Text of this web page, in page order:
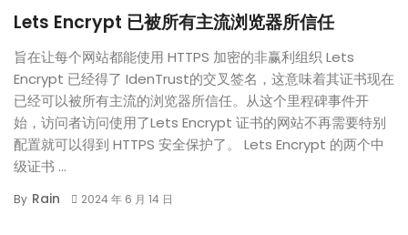
Lets Encrypt 已被所有主流浏览器所信任
旨在让每个网站都能使用 HTTPS 加密的非赢利组织 Lets
Encrypt 已经得了 IdenTrust的交叉签名，这意味着其证书现在
已经可以被所有主流的浏览器所信任。从这个里程碑事件开
始，访问者访问使用了Lets Encrypt 证书的网站不再需要特别
配置就可以得到 HTTPS 安全保护了。 Lets Encrypt 的两个中
级证书 ...
By Rain 2024 年 6 月 14 日